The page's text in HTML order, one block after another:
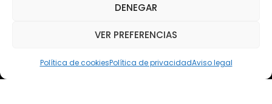
DENEGAR
VER PREFERENCIAS
Política de cookiesPolítica de privacidadAviso legal
Teléfono: (+34) 618 370 813